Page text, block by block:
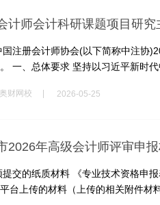
计师会计科研课题项目研
国注册会计师协会(以下简称中注协
一、总体要求 坚持以习近平新时代
奥财网校 | 2026-05-25
2026年高级会计师评审申
提交的纸质材料 《专业技术资格申
台上传的材料（上传的相关附件材